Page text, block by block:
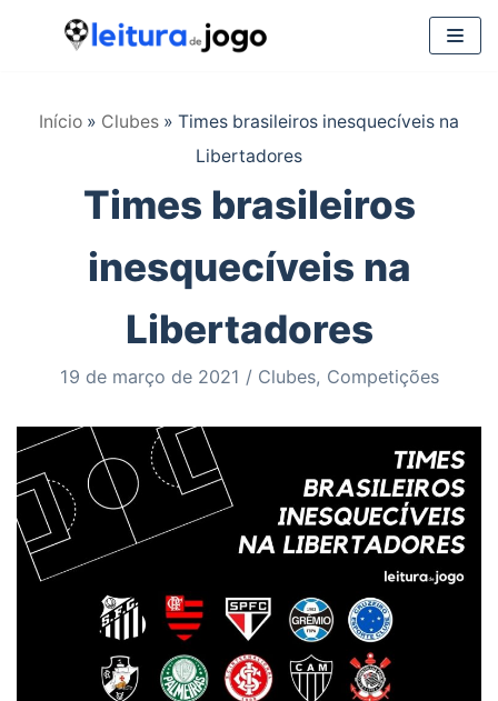
Início » Clubes » Times brasileiros inesquecíveis na
Libertadores
Times brasileiros
inesquecíveis na
Libertadores
19 de março de 2021 Clubes, Competições